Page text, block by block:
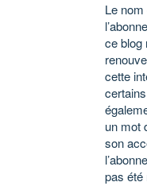
Le
ce blog
cette
un mot
son
pas été